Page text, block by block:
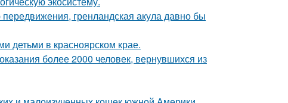
гренландская акула давно бы
детьми в красноярском крае.
более 2000 человек, вернувшихся из